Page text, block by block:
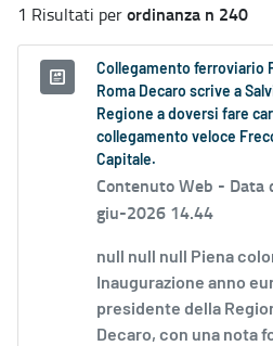
1 Risultati perordinanza n 240
Collegamento ferroviario
Roma Decaro scrive a
Regione a doversi fare
collegamento veloce
Capitale.
Contenuto Web - Data
giu-2026 14.44
null null null Piena
Inaugurazione anno
presidente della
Decaro, con una nota